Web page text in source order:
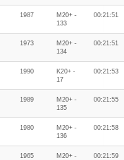
1987
M20+ -
133
00:21:51
1973
M20+ -
134
00:21:51
1990
K20+ -
17
00:21:53
1989
M20+ -
135
00:21:55
1980
M20+ -
136
00:21:58
1965
M20+ -
00:21:59